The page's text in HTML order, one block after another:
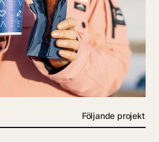
Följande projekt